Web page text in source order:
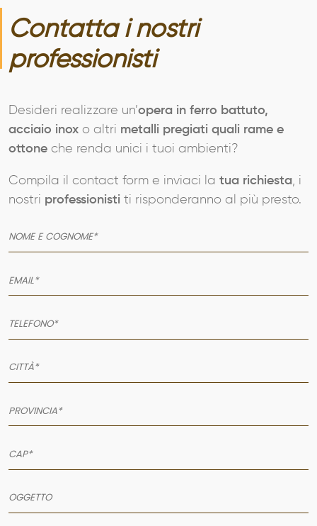
Contatta i nostri
professionisti
Desideri realizzare un’opera in ferro battuto,
acciaio inox o altri metalli pregiati quali rame e
ottone che renda unici i tuoi ambienti?
Compila il contact form e inviaci la tua richiesta, i
nostri professionisti ti risponderanno al più presto.